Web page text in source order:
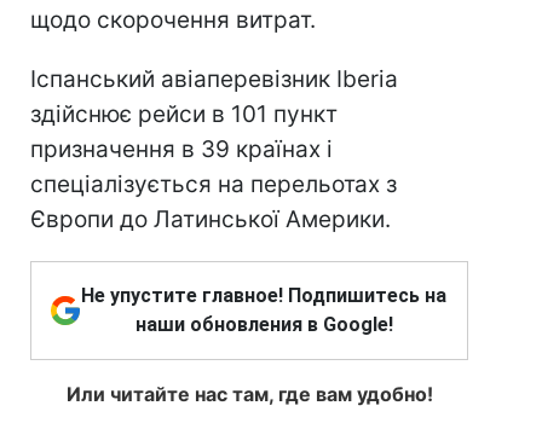
щодо скорочення витрат.
Іспанський авіаперевізник Iberia
здійснює рейси в 101 пункт
призначення в 39 країнах і
спеціалізується на перельотах з
Європи до Латинської Америки.
Не упустите главное! Подпишитесь на
наши обновления в Google!
Или читайте нас там, где вам удобно!